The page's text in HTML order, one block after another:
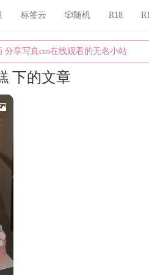
分享写真cos在线观看的无名小站
标签云 🎲随机 R18
下的文章